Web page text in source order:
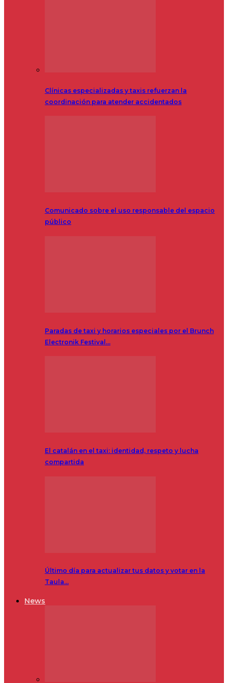
Clínicas especializadas y taxis refuerzan la
coordinación para atender accidentados
Comunicado sobre el uso responsable del espacio
público
Paradas de taxi y horarios especiales por el Brunch
Electronik Festival…
El catalán en el taxi: identidad, respeto y lucha
compartida
Último día para actualizar tus datos y votar en la
Taula…
News